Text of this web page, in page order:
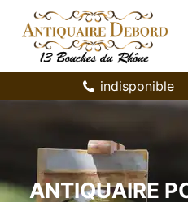
indisponible
ANTIQUAIRE